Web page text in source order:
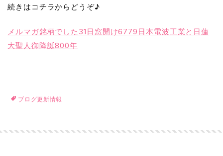
続きはコチラからどうぞ♪
メルマガ銘柄でした31日窓開け6779日本電波工業と日蓮
大聖人御降誕800年
ブログ更新情報